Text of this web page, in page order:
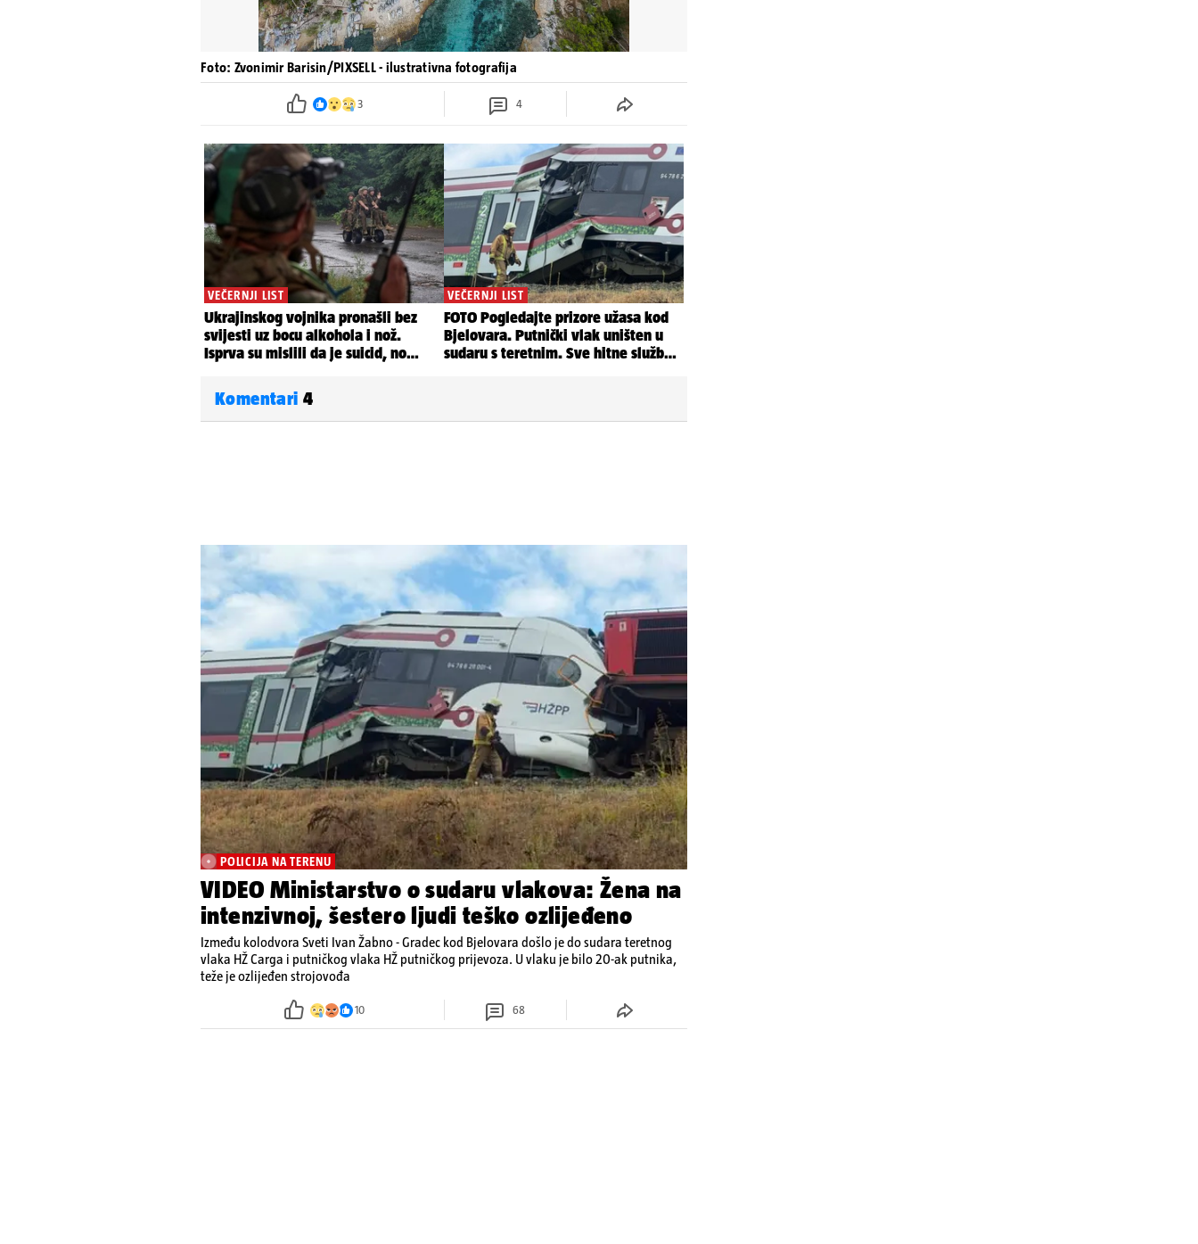
Foto: Zvonimir Barisin/PIXSELL - ilustrativna fotografija
3 4
Komentari 4
POLICIJA NA TERENU
VIDEO Ministarstvo o sudaru vlakova: Žena na
intenzivnoj, šestero ljudi teško ozlijeđeno
Između kolodvora Sveti Ivan Žabno - Gradec kod Bjelovara došlo je do sudara teretnog
vlaka HŽ Carga i putničkog vlaka HŽ putničkog prijevoza. U vlaku je bilo 20-ak putnika,
teže je ozlijeđen strojovođa
10 68